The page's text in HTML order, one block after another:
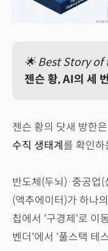
🌟 Best Story of
젠슨 황, AI의 세
젠슨 황의 닷새 방한
수직 생태계 를 확인하
반도체(두뇌)·중공업(
(액추에이터)가 하나
칩에서 '구경제'로 이
벤더'에서 '풀스택 테